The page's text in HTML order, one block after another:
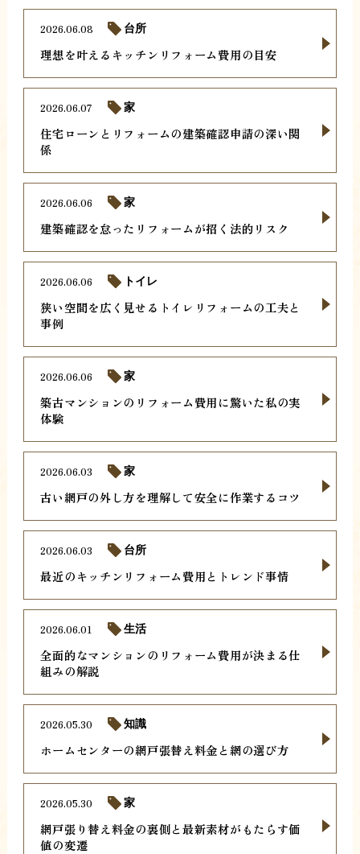
理想を叶えるキッチンリフォーム費用の目安
2026.06.08 台所
住宅ローンとリフォームの建築確認申請の深い関
係
2026.06.07 家
建築確認を怠ったリフォームが招く法的リスク
2026.06.06 家
狭い空間を広く見せるトイレリフォームの工夫と
事例
2026.06.06 トイレ
築古マンションのリフォーム費用に驚いた私の実
体験
2026.06.06 家
古い網戸の外し方を理解して安全に作業するコツ
2026.06.03 家
最近のキッチンリフォーム費用とトレンド事情
2026.06.03 台所
全面的なマンションのリフォーム費用が決まる仕
組みの解説
2026.06.01 生活
ホームセンターの網戸張替え料金と網の選び方
2026.05.30 知識
網戸張り替え料金の裏側と最新素材がもたらす価
値の変遷
2026.05.30 家